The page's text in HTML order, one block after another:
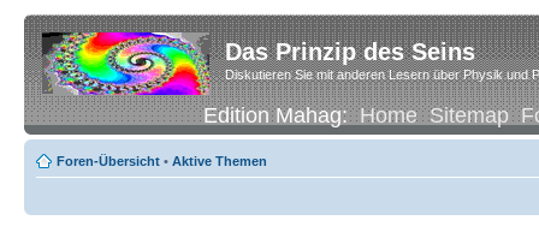
Das Prinzip des Seins
Diskutieren Sie mit anderen Lesern über Physik und
Edition Mahag:Home Sitemap
Foren-Übersicht • Aktive Themen